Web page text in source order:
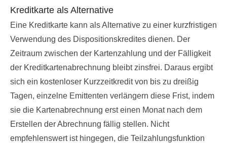
Kreditkarte als Alternative
Eine Kreditkarte kann als Alternative zu einer kurzfristigen
Verwendung des Dispositionskredites dienen. Der
Zeitraum zwischen der Kartenzahlung und der Fälligkeit
der Kreditkartenabrechnung bleibt zinsfrei. Daraus ergibt
sich ein kostenloser Kurzzeitkredit von bis zu dreißig
Tagen, einzelne Emittenten verlängern diese Frist, indem
sie die Kartenabrechnung erst einen Monat nach dem
Erstellen der Abrechnung fällig stellen. Nicht
empfehlenswert ist hingegen, die Teilzahlungsfunktion